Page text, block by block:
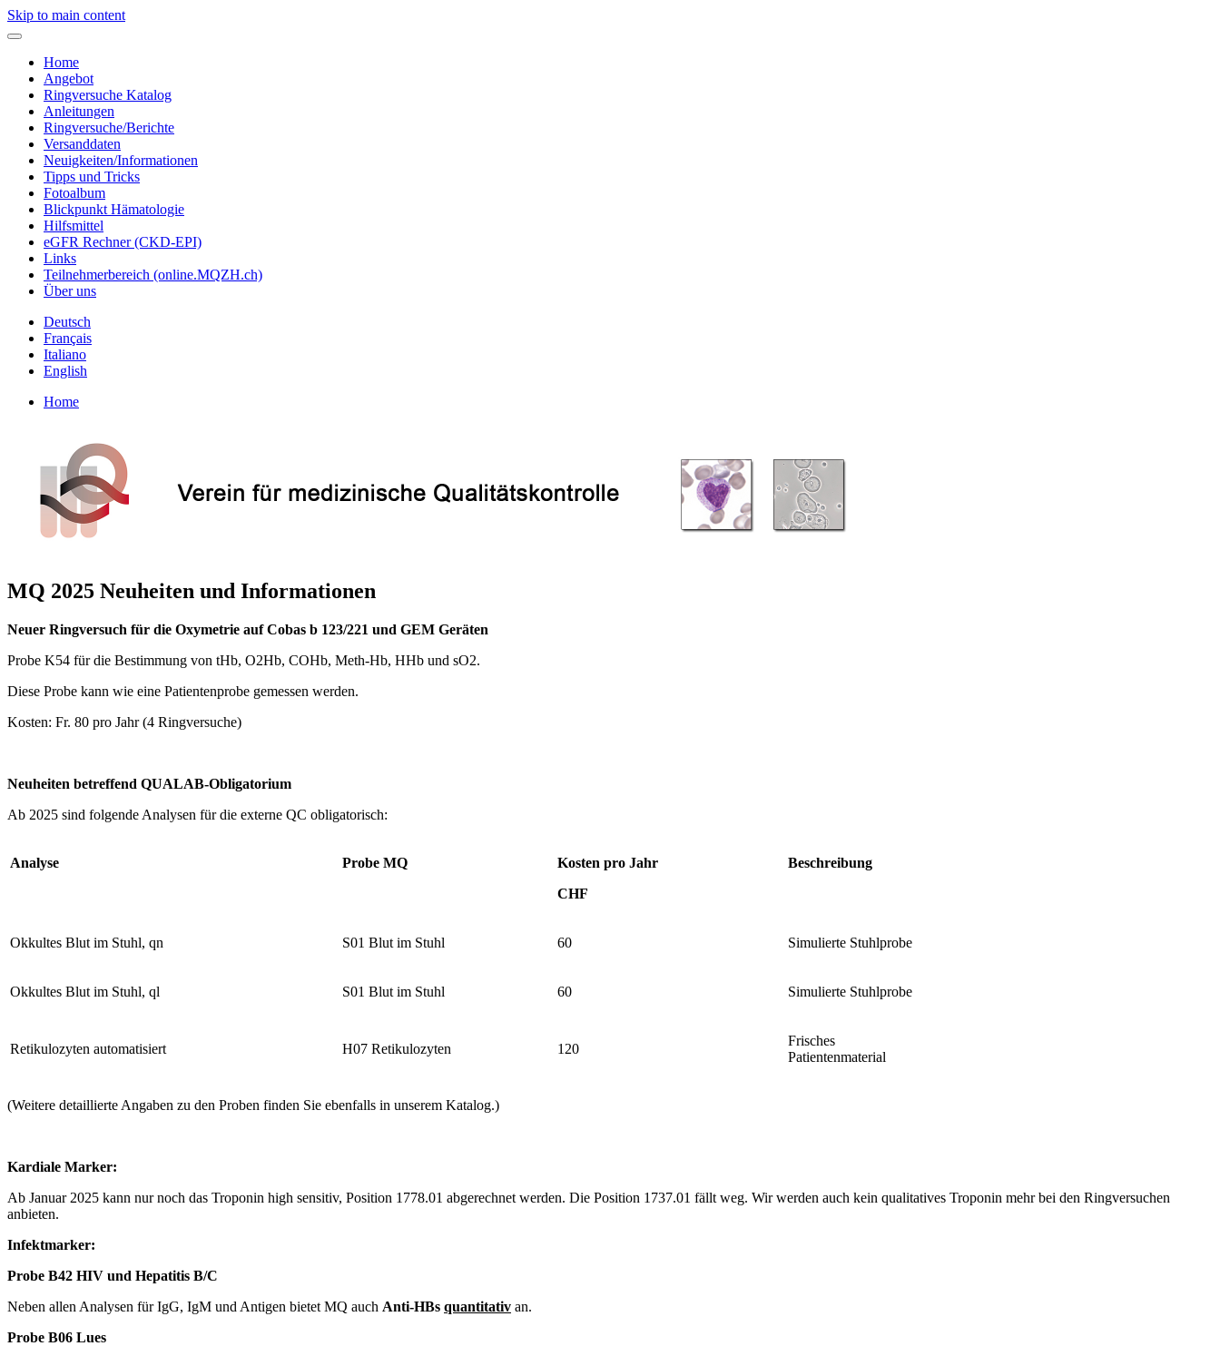
Skip to main content
Home
Angebot
Ringversuche Katalog
Anleitungen
Ringversuche/Berichte
Versanddaten
Neuigkeiten/Informationen
Tipps und Tricks
Fotoalbum
Blickpunkt Hämatologie
Hilfsmittel
eGFR Rechner (CKD-EPI)
Links
Teilnehmerbereich (online.MQZH.ch)
Über uns
Deutsch
Français
Italiano
English
Home
MQ 2025 Neuheiten und Informationen
Neuer Ringversuch für die Oxymetrie auf Cobas b 123/221 und GEM Geräten
Probe K54 für die Bestimmung von tHb, O2Hb, COHb, Meth-Hb, HHb und sO2.
Diese Probe kann wie eine Patientenprobe gemessen werden.
Kosten: Fr. 80 pro Jahr (4 Ringversuche)
Neuheiten betreffend QUALAB-Obligatorium
Ab 2025 sind folgende Analysen für die externe QC obligatorisch:
Analyse Probe MQ
Kosten pro Jahr
CHF
Beschreibung
Okkultes Blut im Stuhl, qn S01 Blut im Stuhl 60 Simulierte Stuhlprobe
Okkultes Blut im Stuhl, ql S01 Blut im Stuhl 60 Simulierte Stuhlprobe
Retikulozyten automatisiert H07 Retikulozyten 120
Frisches
Patientenmaterial
(Weitere detaillierte Angaben zu den Proben finden Sie ebenfalls in unserem Katalog.)
Kardiale Marker:
Ab Januar 2025 kann nur noch das Troponin high sensitiv, Position 1778.01 abgerechnet werden. Die Position 1737.01 fällt weg. Wir werden auch kein qualitatives Troponin mehr bei den Ringversuchen
anbieten.
Infektmarker:
Probe B42 HIV und Hepatitis B/C
Neben allen Analysen für IgG, IgM und Antigen bietet MQ auch Anti-HBs quantitativ an.
Probe B06 Lues